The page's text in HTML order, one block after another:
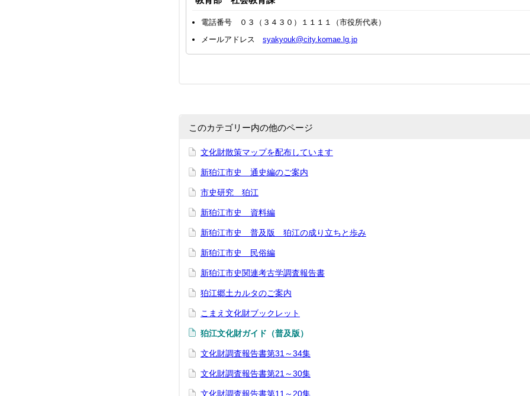
電話番号 ０３（３４３０）１１１１（市役所代表）
メールアドレス syakyouk@city.komae.lg.jp
このカテゴリー内の他のページ
文化財散策マップを配布しています
新狛江市史 通史編のご案内
市史研究 狛江
新狛江市史 資料編
新狛江市史 普及版 狛江の成り立ちと歩み
新狛江市史 民俗編
新狛江市史関連考古学調査報告書
狛江郷土カルタのご案内
こまえ文化財ブックレット
狛江文化財ガイド（普及版）
文化財調査報告書第31～34集
文化財調査報告書第21～30集
文化財調査報告書第11～20集